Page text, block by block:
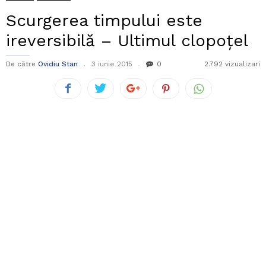
Scurgerea timpului este
ireversibilă – Ultimul clopoțel
De către Ovidiu Stan 3 iunie 2015 0 2.792 vizualizari